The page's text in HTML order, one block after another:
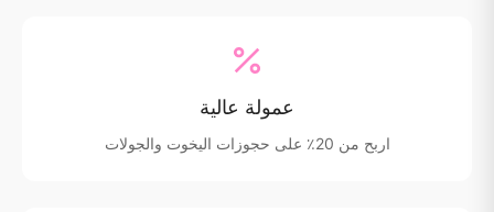
عمولة عالية
اربح من 20٪ على حجوزات اليخوت والجولات